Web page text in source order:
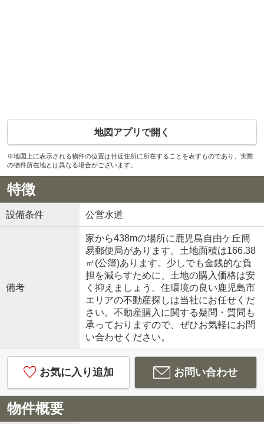
地図アプリで開く
※地図上に表示される物件の位置は付近住所に所在することを表すものであり、実際
の物件所在地とは異なる場合がございます。
特徴
設備条件 公営水道
備考
家から438mの場所に鹿児島自由ケ丘簡
易郵便局があります。土地面積は166.38
㎡(公簿)あります。少しでも金銭的な負
担を減らすために、土地の購入価格は安
く抑えましょう。住環境の良い鹿児島市
エリアの不動産探しは当社にお任せくだ
さい。不動産購入に関する疑問・質問も
承っておりますので、ぜひお気軽にお問
い合わせください。
お気に入り追加 お問い合わせ
物件概要